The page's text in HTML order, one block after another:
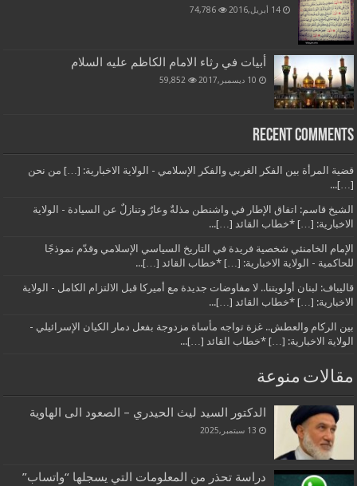
14 أبريل,2016 74,786
أبيات في رثاء الامام الكاظم عليه السلام
10 ديسمبر,2017 59,852
Recent Comments
قضية المرأة بين الفكر الغربي والفكر الإسلامي - الولاية الاخبارية: […] من نحن
[…]...
الشيخ قاسم: اتفاق الإطار في واشنطن مذلةٌ وعارٌ وتنازلٌ عن السيادة - الولاية
الاخبارية: […] *خطاب القائد […]...
الإمام الخامنئي شخصية فريدة في التاريخ السياسي الإسلامي وقدّم نموذجًا
للحاكمية - الولاية الاخبارية: […] *خطاب القائد […]...
قاليباف: لبنان أولويتنا.. لا مفاوضات جديدة مع أميركا قبل الالتزام الكامل - الولاية
الاخبارية: […] *خطاب القائد […]...
بين الركام والعطش.. غزة تواجه مأساة مزدوجة بفعل دمار الكيان الإسرائيلي -
الولاية الاخبارية: […] *خطاب القائد […]...
مقالات منوعة
الدكتور السيد ليث الحيدري – الصعود الى الهاوية
13 سبتمبر,2025
دراسة تحذر من المعلومات التي يسجلها “واتساب”